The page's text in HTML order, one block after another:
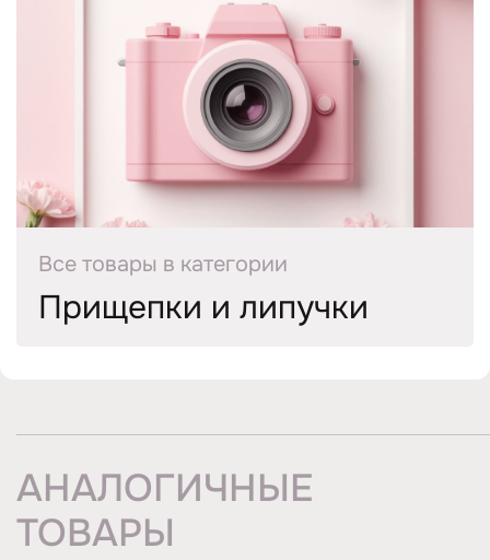
Все товары в категории
Прищепки и липучки
АНАЛОГИЧНЫЕ
ТОВАРЫ